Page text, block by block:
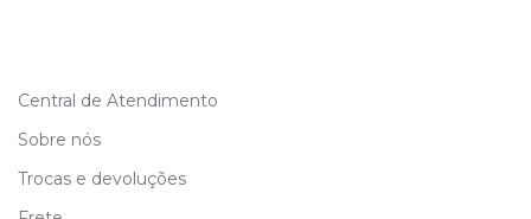
Central de Atendimento
Sobre nós
Trocas e devoluções